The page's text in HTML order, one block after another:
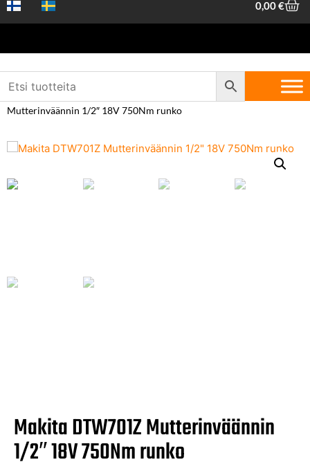
0,00€
Etusivu Koneet ja työkalut
/ Makita DTW701Z
Mutterinväännin 1/2″ 18V 750Nm runko
Makita DTW701Z Mutterinväännin
1/2″ 18V 750Nm runko